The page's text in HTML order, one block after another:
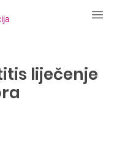
liječenje